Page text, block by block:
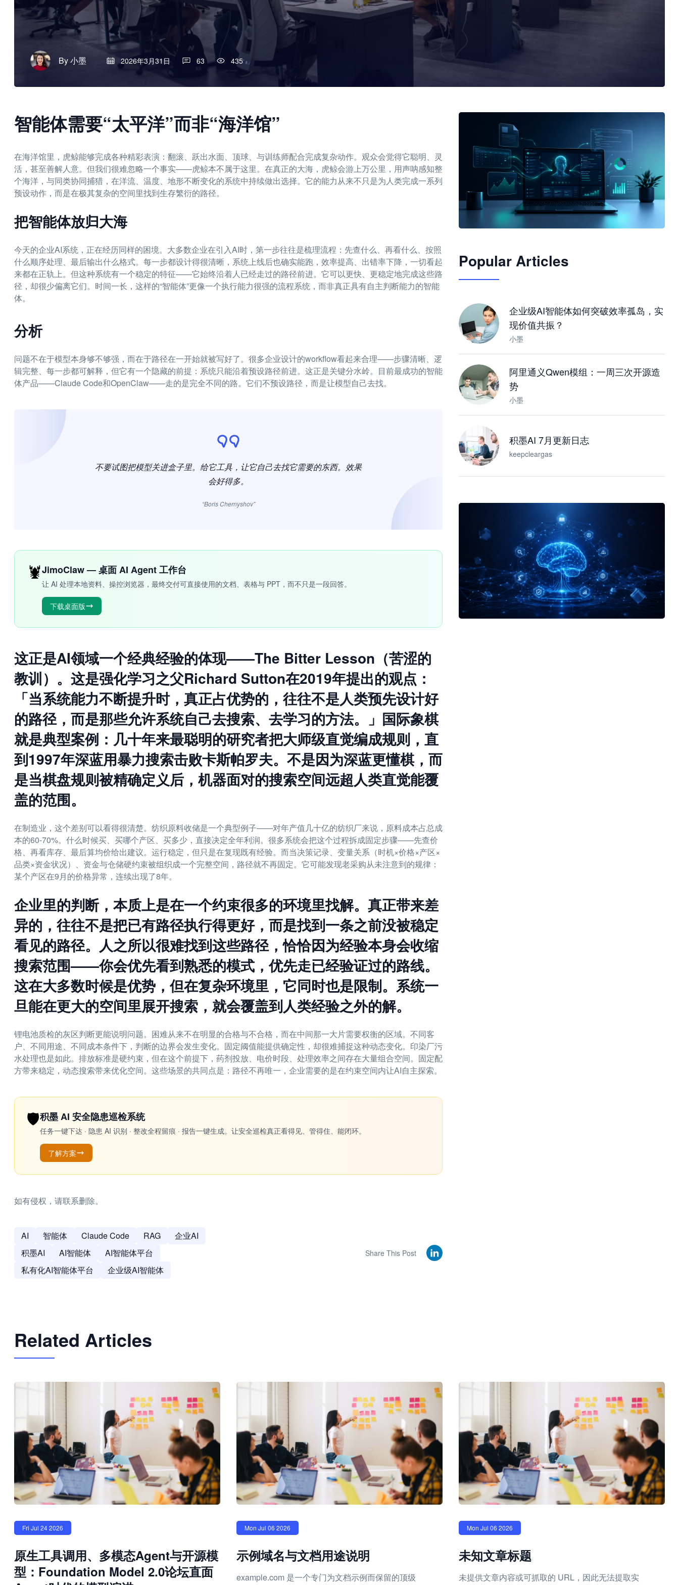
By小墨 2026年3月31日 63 435
智能体需要“太平洋”而非“海洋馆”
在海洋馆里，虎鲸能够完成各种精彩表演：翻滚、跃出水面、顶球、与训练师配合完成复杂动作。观众会觉得它聪明、灵
活，甚至善解人意。但我们很难忽略一个事实——虎鲸本不属于这里。在真正的大海，虎鲸会游上万公里，用声呐感知整
个海洋，与同类协同捕猎，在洋流、温度、地形不断变化的系统中持续做出选择。它的能力从来不只是为人类完成一系列
预设动作，而是在极其复杂的空间里找到生存繁衍的路径。
把智能体放归大海
今天的企业AI系统，正在经历同样的困境。大多数企业在引入AI时，第一步往往是梳理流程：先查什么、再看什么、按照
什么顺序处理、最后输出什么格式。每一步都设计得很清晰，系统上线后也确实能跑，效率提高、出错率下降，一切看起
来都在正轨上。但这种系统有一个稳定的特征——它始终沿着人已经走过的路径前进。它可以更快、更稳定地完成这些路
径，却很少偏离它们。时间一长，这样的“智能体”更像一个执行能力很强的流程系统，而非真正具有自主判断能力的智能
体。
分析
问题不在于模型本身够不够强，而在于路径在一开始就被写好了。很多企业设计的workflow看起来合理——步骤清晰、逻
辑完整、每一步都可解释，但它有一个隐藏的前提：系统只能沿着预设路径前进。这正是关键分水岭。目前最成功的智能
体产品——Claude Code和OpenClaw——走的是完全不同的路。它们不预设路径，而是让模型自己去找。
不要试图把模型关进盒子里。给它工具，让它自己去找它需要的东西。效果
会好得多。
“Boris Chernyshov”
🦞JimoClaw — 桌面 AI Agent 工作台
让 AI 处理本地资料、操控浏览器，最终交付可直接使用的文档、表格与 PPT，而不只是一段回答。
下载桌面版
这正是AI领域一个经典经验的体现——The Bitter Lesson（苦涩的
教训）。这是强化学习之父Richard Sutton在2019年提出的观点：
「当系统能力不断提升时，真正占优势的，往往不是人类预先设计好
的路径，而是那些允许系统自己去搜索、去学习的方法。」国际象棋
就是典型案例：几十年来最聪明的研究者把大师级直觉编成规则，直
到1997年深蓝用暴力搜索击败卡斯帕罗夫。不是因为深蓝更懂棋，而
是当棋盘规则被精确定义后，机器面对的搜索空间远超人类直觉能覆
盖的范围。
在制造业，这个差别可以看得很清楚。纺织原料收储是一个典型例子——对年产值几十亿的纺织厂来说，原料成本占总成
本的60-70%。什么时候买、买哪个产区、买多少，直接决定全年利润。很多系统会把这个过程拆成固定步骤——先查价
格、再看库存、最后算均价给出建议。运行稳定，但只是在复现既有经验。而当决策记录、变量关系（时机×价格×产区×
品类×资金状况）、资金与仓储硬约束被组织成一个完整空间，路径就不再固定。它可能发现老采购从未注意到的规律：
某个产区在9月的价格异常，连续出现了8年。
企业里的判断，本质上是在一个约束很多的环境里找解。真正带来差
异的，往往不是把已有路径执行得更好，而是找到一条之前没被稳定
看见的路径。人之所以很难找到这些路径，恰恰因为经验本身会收缩
搜索范围——你会优先看到熟悉的模式，优先走已经验证过的路线。
这在大多数时候是优势，但在复杂环境里，它同时也是限制。系统一
旦能在更大的空间里展开搜索，就会覆盖到人类经验之外的解。
锂电池质检的灰区判断更能说明问题。困难从来不在明显的合格与不合格，而在中间那一大片需要权衡的区域。不同客
户、不同用途、不同成本条件下，判断的边界会发生变化。固定阈值能提供确定性，却很难捕捉这种动态变化。印染厂污
水处理也是如此。排放标准是硬约束，但在这个前提下，药剂投放、电价时段、处理效率之间存在大量组合空间。固定配
方带来稳定，动态搜索带来优化空间。这些场景的共同点是：路径不再唯一，企业需要的是在约束空间内让AI自主探索。
🛡️积墨 AI 安全隐患巡检系统
任务一键下达 · 隐患 AI 识别 · 整改全程留痕 · 报告一键生成。让安全巡检真正看得见、管得住、能闭环。
了解方案
如有侵权，请联系删除。
AI 智能体 Claude Code RAG
企业AI
积墨AI
AI智能体
AI智能体平台
私有化AI智能体平台
企业级AI智能体
Share This Post
JimoClaw 桌面 AI Agent 工作台
Popular Articles
企业级AI智能体如何突破效率孤岛，实
现价值共振？
小墨
阿里通义Qwen模组：一周三次开源造
势
小墨
积墨AI 7月更新日志
keepcleargas
Related Articles
Fri Jul 24 2026
原生工具调用、多模态Agent与开源模
型：Foundation Model 2.0论坛直面
Mon Jul 06 2026
示例域名与文档用途说明
example.com 是一个专门为文档示例而保留的顶级
Mon Jul 06 2026
未知文章标题
未提供文章内容或可抓取的 URL，因此无法提取实